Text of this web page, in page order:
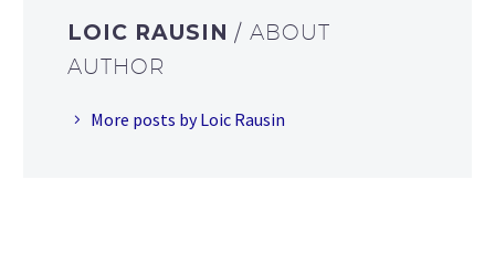
LOIC RAUSIN/ ABOUT
AUTHOR
More posts by Loic Rausin